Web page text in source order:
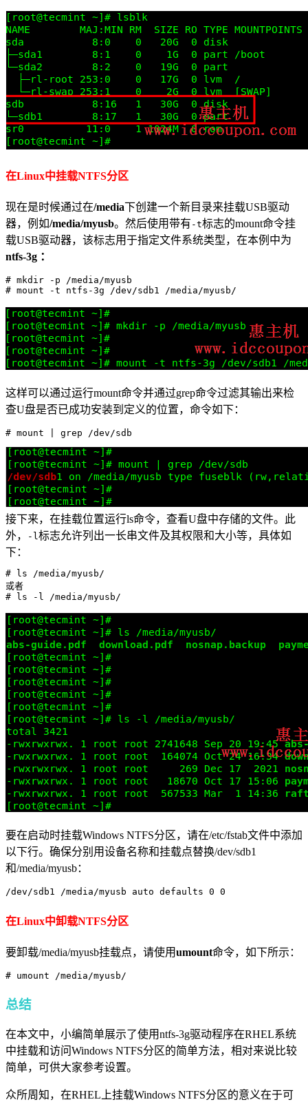
在Linux中挂载NTFS分区
现在是时候通过在/media下创建一个新目录来挂载USB驱动
器，例如/media/myusb。然后使用带有 -t标志的mount命令挂
载USB驱动器，该标志用于指定文件系统类型，在本例中为
ntfs-3g ：
# mkdir -p /media/myusb
这样可以通过运行mount命令并通过grep命令过滤其输出来检
查U盘是否已成功安装到定义的位置，命令如下：
接下来，在挂载位置运行ls命令，查看U盘中存储的文件。此
外，
-l标志允许列出一长串文件及其权限和大小等，具体如
下：
# ls /media/myusb/
或者
# ls -l /media/myusb/
要在启动时挂载Windows NTFS分区，请在/etc/fstab文件中添加
以下行。确保分别用设备名称和挂载点替换/dev/sdb1
和/media/myusb：
/dev/sdb1 /media/myusb auto defaults 0 0
在Linux中卸载NTFS分区
要卸载/media/myusb挂载点，请使用umount命令，如下所示：
# umount /media/myusb/
总结
在本文中，小编简单展示了使用ntfs-3g驱动程序在RHEL系统
中挂载和访问Windows NTFS分区的简单方法，相对来说比较
简单，可供大家参考设置。
众所周知，在RHEL上挂载Windows NTFS分区的意义在于可